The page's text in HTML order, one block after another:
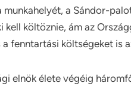
munkahelyét, a Sándor-
kell költöznie, ám az
a fenntartási költségeket is
elnök élete végéig